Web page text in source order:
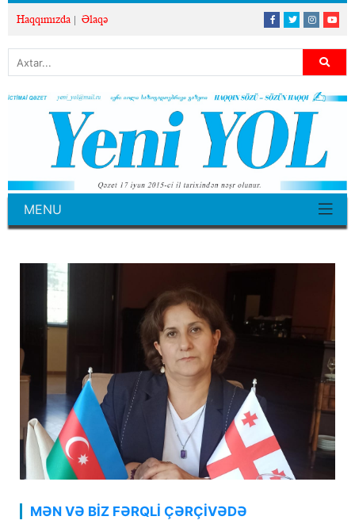
Haqqımızda Əlaqə
MENU
MƏN VƏ BİZ FƏRQLİ ÇƏRÇİVƏDƏ